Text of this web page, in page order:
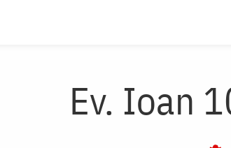
Ev. Ioan